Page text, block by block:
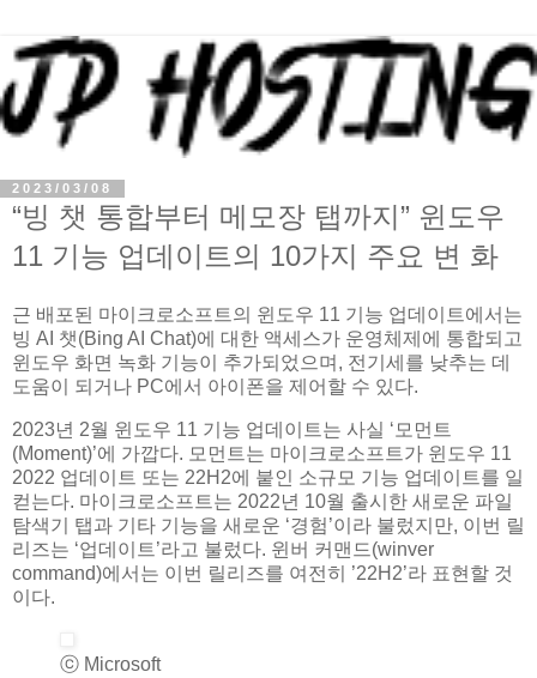
2023/03/08
“빙 챗 통합부터 메모장 탭까지” 윈도우
11 기능 업데이트의 10가지 주요 변 화
근 배포된 마이크로소프트의 윈도우 11 기능 업데이트에서는
빙 AI 챗(Bing AI Chat)에 대한 액세스가 운영체제에 통합되고
윈도우 화면 녹화 기능이 추가되었으며, 전기세를 낮추는 데
도움이 되거나 PC에서 아이폰을 제어할 수 있다.
2023년 2월 윈도우 11 기능 업데이트는 사실 ‘모먼트
(Moment)’에 가깝다. 모먼트는 마이크로소프트가 윈도우 11
2022 업데이트 또는 22H2에 붙인 소규모 기능 업데이트를 일
컫는다. 마이크로소프트는 2022년 10월 출시한 새로운 파일
탐색기 탭과 기타 기능을 새로운 ‘경험’이라 불렀지만, 이번 릴
리즈는 ‘업데이트’라고 불렀다. 윈버 커맨드(winver
command)에서는 이번 릴리즈를 여전히 ’22H2’라 표현할 것
이다.
ⓒ Microsoft